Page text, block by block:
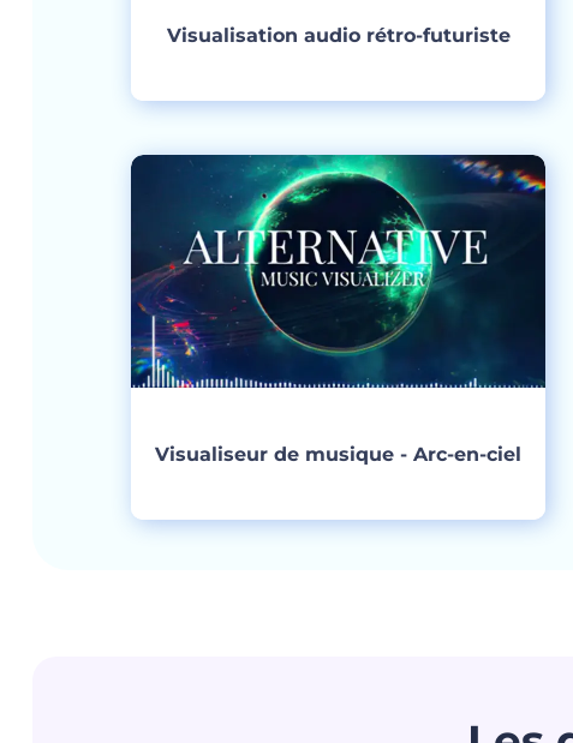
Visualisation audio rétro-futuriste
Visualiseur de musique - Arc-en-ciel